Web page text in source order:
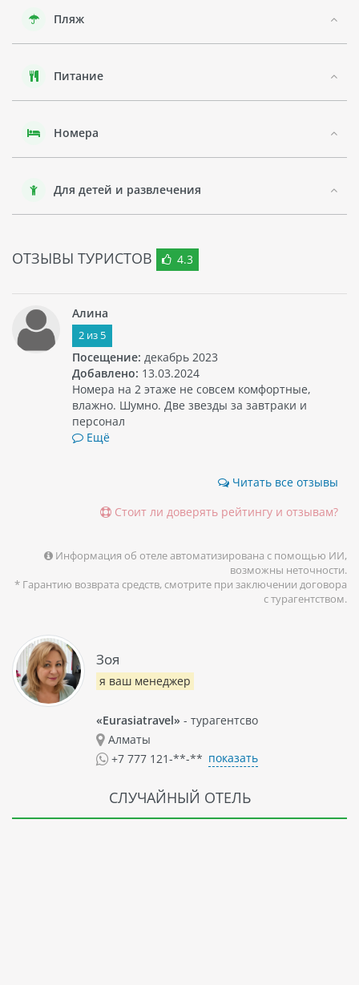
аэропорта.
хочет пожить в историческом районе Дубая и насладиться
богатством культуры и достопримечательностей этого
города.
Пляж
Питание
Номера
Для детей и развлечения
ОТЗЫВЫ ТУРИСТОВ 4.3
Алина
2из 5
Посещение: декабрь 2023
Добавлено: 13.03.2024
Номера на 2 этаже не совсем комфортные,
влажно. Шумно. Две звезды за завтраки и
персонал
Ещё
Читать все отзывы
Стоит ли доверять рейтингу и отзывам?
Информация об отеле автоматизирована с помощью ИИ,
возможны неточности.
* Гарантию возврата средств, смотрите при заключении договора
с турагентством.
Зоя
я ваш менеджер
«Eurasiatravel» - турагентсво
Алматы
+7 777 121-**-** показать
СЛУЧАЙНЫЙ ОТЕЛЬ